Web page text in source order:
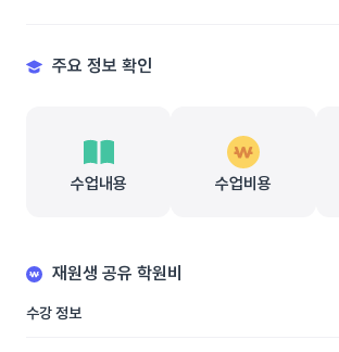
주요 정보 확인
수업내용 수업비용
재원생 공유 학원비
수강 정보